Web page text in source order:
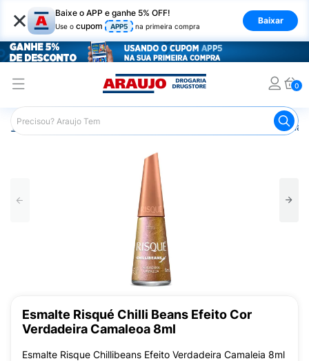
× Baixe o APP e ganhe 5% OFF!
Use o cupom APP5 na primeira compra
Baixar
0
Araujo Beleza e Cuidados
Esmalte Risqué Chilli Beans Efeito Cor
Verdadeira Camaleoa 8ml
Esmalte Risque Chillibeans Efeito Verdadeira Camaleia 8ml